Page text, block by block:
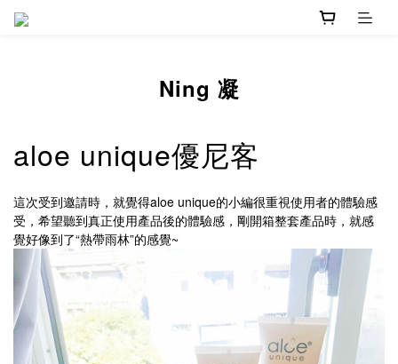
Ning 凝
aloe unique優尼客
這次受到邀請時，就覺得aloe unique的小編很重視使用者的體驗感
受，希望聽到真正使用產品後的體驗感，剛開箱整套產品時，就感
覺好像到了“熱帶雨林”的感覺~